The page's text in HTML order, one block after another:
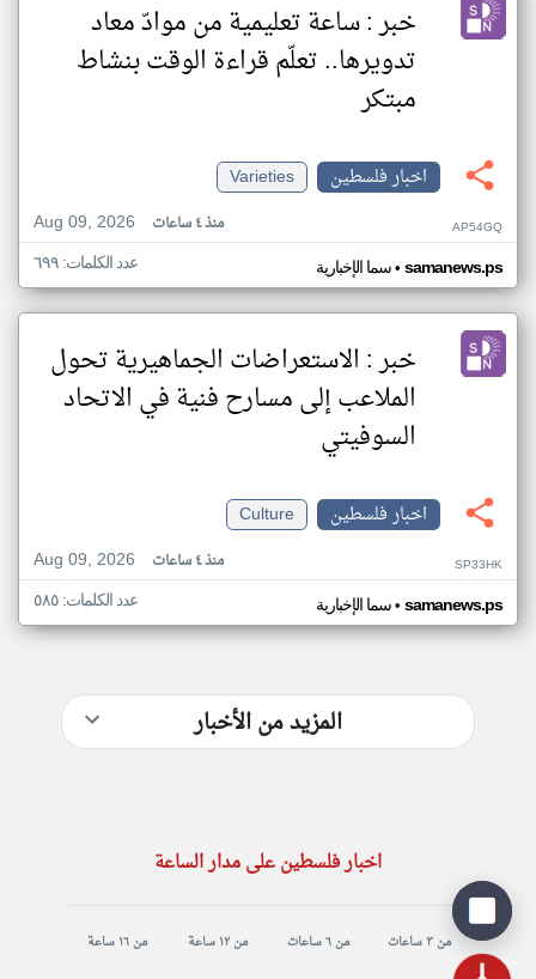
خبر : ساعة تعليمية من موادّ معاد
تدويرها.. تعلّم قراءة الوقت بنشاط
مبتكر
اخبار فلسطين
Varieties
Aug 09, 2026
منذ ٤ ساعات AP54GQ
سما الإخبارية• samanews.ps عدد الكلمات: ٦٩٩
خبر : الاستعراضات الجماهيرية تحول
الملاعب إلى مسارح فنية في الاتحاد
السوفيتي
اخبار فلسطين
Culture
Aug 09, 2026
منذ ٤ ساعات SP33HK
سما الإخبارية• samanews.ps عدد الكلمات: ٥٨٥
المزيد من الأخبار
اخبار فلسطين على مدار الساعة
من ٣ ساعات من ٦ ساعات من ١٢ ساعة من ١٦ ساعة